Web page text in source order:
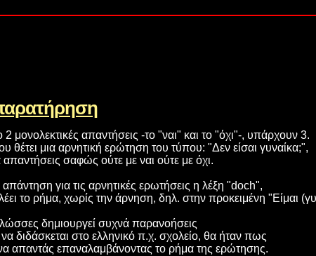
μονολεκτικές απαντήσεις -το "ναι" και το "όχι"-, υπάρχουν 3.
θέτει μια αρνητική ερώτηση του τύπου: "Δεν είσαι γυναίκα;",
σαφώς ούτε με ναι ούτε με όχι.
για τις αρνητικές ερωτήσεις η λέξη "doch",
το ρήμα, χωρίς την άρνηση, δηλ. στην προκειμένη "Είμαι
δημιουργεί συχνά παρανοήσεις
διδάσκεται στο ελληνικό π.χ. σχολείο, θα ήταν πως
απαντάς επαναλαμβάνοντας το ρήμα της ερώτησης.